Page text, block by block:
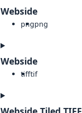
Webside
pngpng
Webside
tifftif